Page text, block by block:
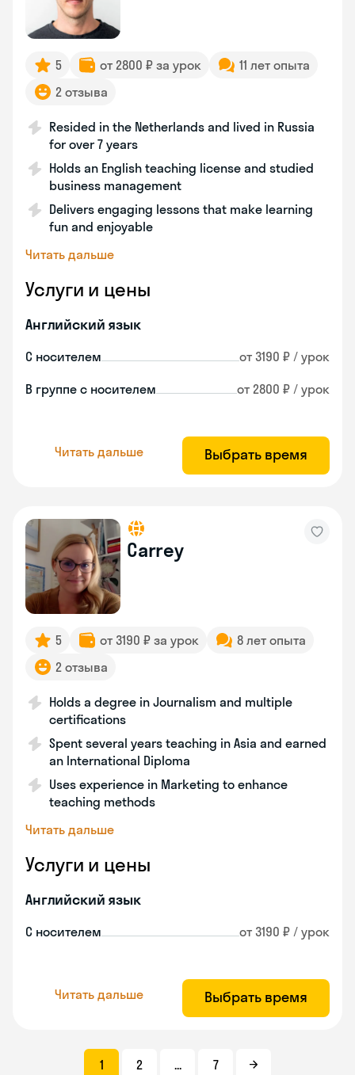
5 от 2800 ₽ за урок
11 лет опыта
2 отзыва
Resided in the Netherlands and lived in Russia
for over 7 years
Holds an English teaching license and studied
business management
Delivers engaging lessons that make learning
fun and enjoyable
Читать дальше
Услуги и цены
Английский язык
С носителем от 3190 ₽ / урок
В группе с носителем от 2800 ₽ / урок
Читать дальше Выбрать время
Carrey
5 от 3190 ₽ за урок
8 лет опыта
2 отзыва
Holds a degree in Journalism and multiple
certifications
Spent several years teaching in Asia and earned
an International Diploma
Uses experience in Marketing to enhance
teaching methods
Читать дальше
Услуги и цены
Английский язык
С носителем от 3190 ₽ / урок
Читать дальше Выбрать время
1 2 ... 7